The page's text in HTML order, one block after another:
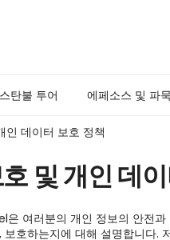
탄불 투어 에페소스 및 파
인 데이터 보호 정책
및 개인 데
여러분의 개인 정보의 안전과
보호하는지에 대해 설명합니다.